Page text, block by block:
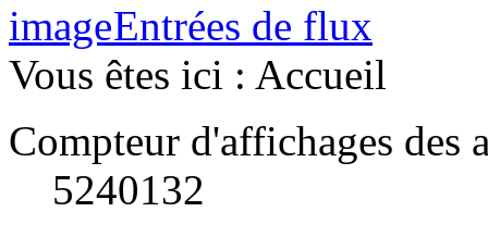
Entrées de flux
Vous êtes ici : Accueil
Compteur d'affichages des
5240132